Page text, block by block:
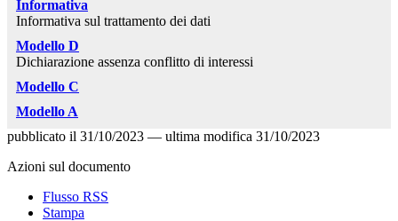
Informativa
Informativa sul trattamento dei dati
Modello D
Dichiarazione assenza conflitto di interessi
Modello C
Modello A
pubblicato il 31/10/2023 — ultima modifica 31/10/2023
Azioni sul documento
Flusso RSS
Stampa